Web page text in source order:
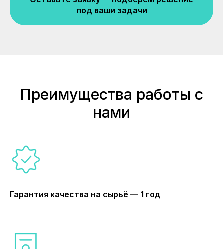
под ваши задачи
Преимущества работы с
нами
Гарантия качества на сырьё — 1 год